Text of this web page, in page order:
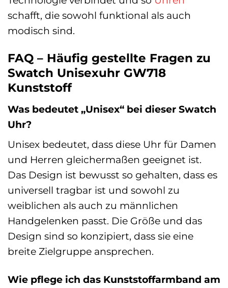
schafft, die sowohl funktional als auch
modisch sind.
FAQ – Häufig gestellte Fragen zu
Swatch Unisexuhr GW718
Kunststoff
Was bedeutet „Unisex“ bei dieser Swatch
Uhr?
Unisex bedeutet, dass diese Uhr für Damen
und Herren gleichermaßen geeignet ist.
Das Design ist bewusst so gehalten, dass es
universell tragbar ist und sowohl zu
weiblichen als auch zu männlichen
Handgelenken passt. Die Größe und das
Design sind so konzipiert, dass sie eine
breite Zielgruppe ansprechen.
Wie pflege ich das Kunststoffarmband am